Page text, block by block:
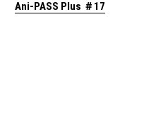
Ani-PASS Plus ＃17